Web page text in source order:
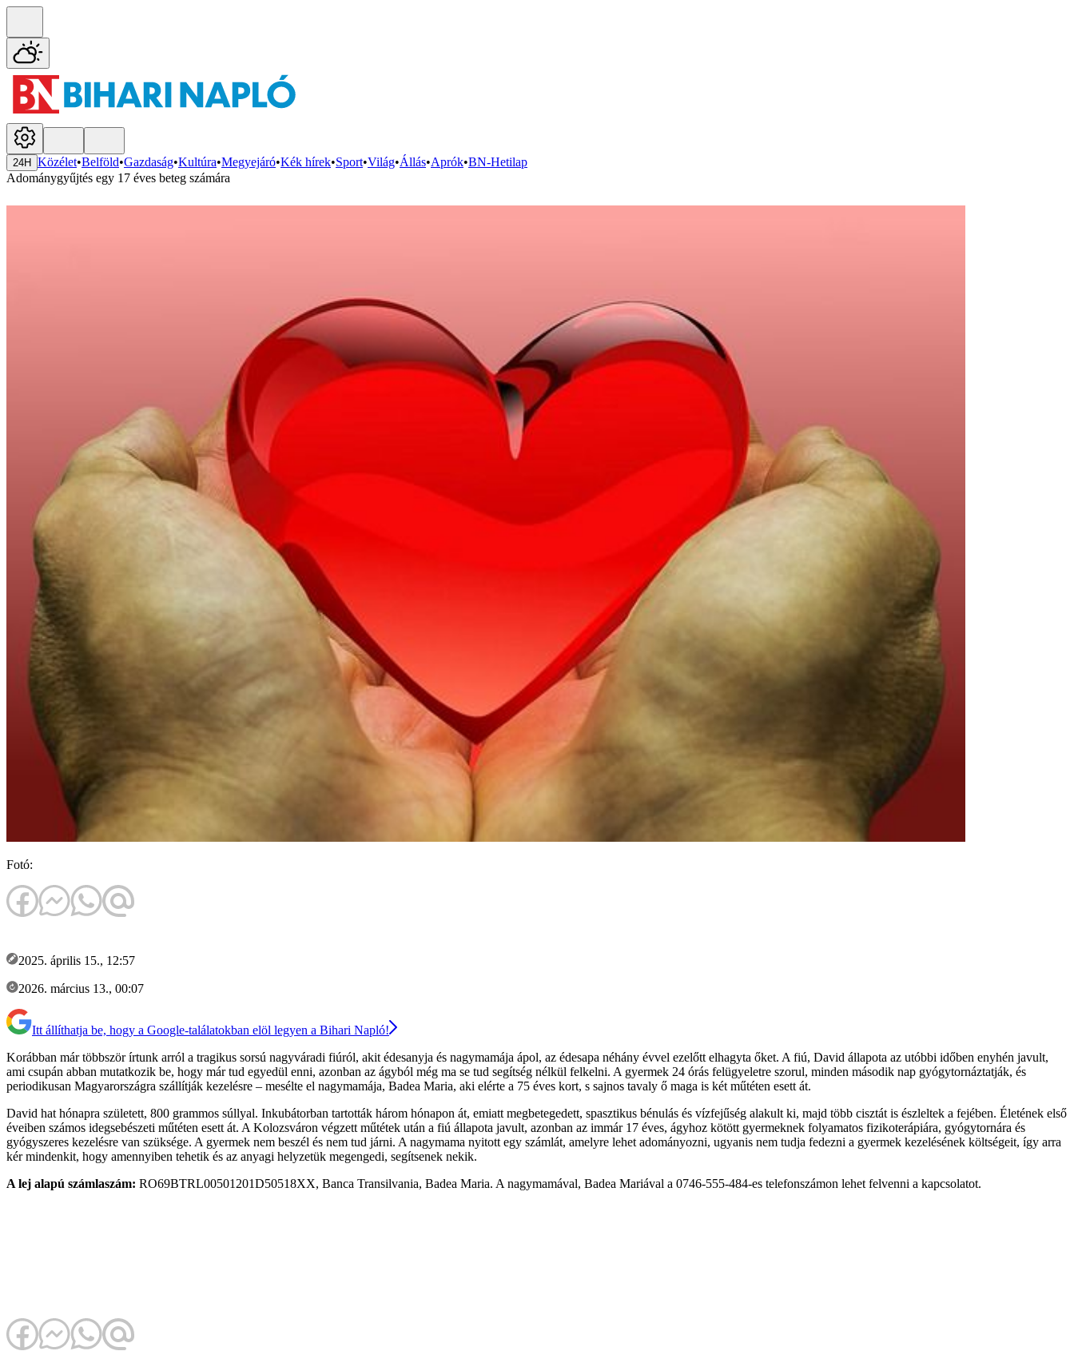
24H Közélet•Belföld•Gazdaság•Kultúra•Megyejáró•Kék hírek•Sport•Világ•Állás•Aprók•BN-Hetilap
Adománygyűjtés egy 17 éves beteg számára
Fotó:
2025. április 15., 12:57
2026. március 13., 00:07
Itt állíthatja be, hogy a Google-találatokban elöl legyen a Bihari Napló!
Korábban már többször írtunk arról a tragikus sorsú nagyváradi fiúról, akit édesanyja és nagymamája ápol, az édesapa néhány évvel ezelőtt elhagyta őket. A fiú, David állapota az utóbbi időben enyhén javult,
ami csupán abban mutatkozik be, hogy már tud egyedül enni, azonban az ágyból még ma se tud segítség nélkül felkelni. A gyermek 24 órás felügyeletre szorul, minden második nap gyógytornáztatják, és
periodikusan Magyarországra szállítják kezelésre – mesélte el nagymamája, Badea Maria, aki elérte a 75 éves kort, s sajnos tavaly ő maga is két műtéten esett át.
David hat hónapra született, 800 grammos súllyal. Inkubátorban tartották három hónapon át, emiatt megbetegedett, spasztikus bénulás és vízfejűség alakult ki, majd több cisztát is észleltek a fejében. Életének első
éveiben számos idegsebészeti műtéten esett át. A Kolozsváron végzett műtétek után a fiú állapota javult, azonban az immár 17 éves, ágyhoz kötött gyermeknek folyamatos fizikoterápiára, gyógytornára és
gyógyszeres kezelésre van szüksége. A gyermek nem beszél és nem tud járni. A nagymama nyitott egy számlát, amelyre lehet adományozni, ugyanis nem tudja fedezni a gyermek kezelésének költségeit, így arra
kér mindenkit, hogy amennyiben tehetik és az anyagi helyzetük megengedi, segítsenek nekik.
A lej alapú számlaszám: RO69BTRL00501201D50518XX, Banca Transilvania, Badea Maria. A nagymamával, Badea Mariával a 0746-555-484-es telefonszámon lehet felvenni a kapcsolatot.